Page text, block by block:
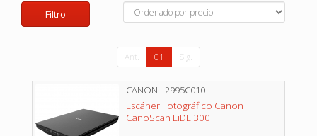
Filtro
Ant. 01 Sig.
CANON - 2995C010
Escáner Fotográfico Canon
CanoScan LiDE 300